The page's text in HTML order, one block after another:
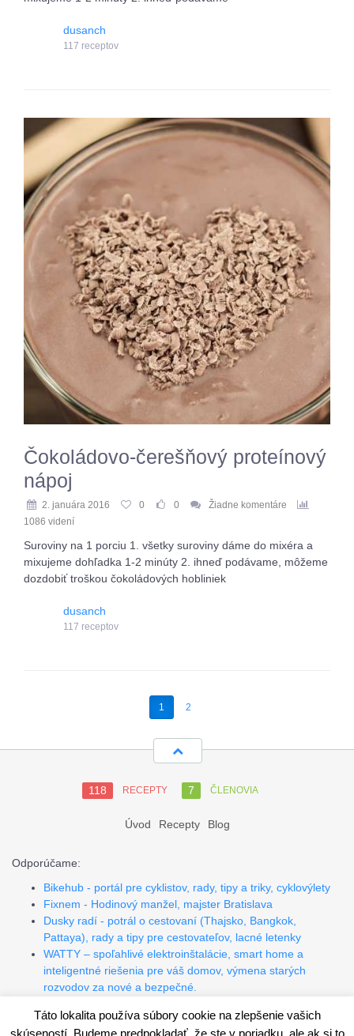
dusanch
117 receptov
Čokoládovo-čerešňový proteínový
nápoj
2. januára 2016 0 0
Žiadne komentáre
1086 videní
Suroviny na 1 porciu 1. všetky suroviny dáme do mixéra a
mixujeme dohľadka 1-2 minúty 2. ihneď podávame, môžeme
dozdobiť troškou čokoládových hobliniek
dusanch
117 receptov
1 2
118 RECEPTY 7 ČLENOVIA
Úvod Recepty Blog
Odporúčame:
Bikehub - portál pre cyklistov, rady, tipy a triky, cyklovýlety
Fixnem - Hodinový manžel, majster Bratislava
Dusky radí - potrál o cestovaní (Thajsko, Bangkok,
Pattaya), rady a tipy pre cestovateľov, lacné letenky
WATTY – spoľahlivé elektroinštalácie, smart home a
inteligentné riešenia pre váš domov, výmena starých
rozvodov za nové a bezpečné.
Táto lokalita používa súbory cookie na zlepšenie vašich
skúseností. Budeme predpokladať, že ste v poriadku, ale ak si to